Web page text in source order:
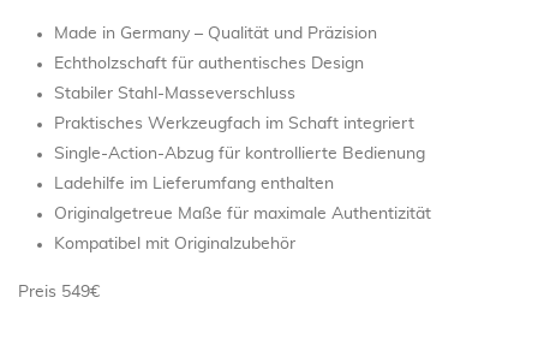
Made in Germany – Qualität und Präzision
Echtholzschaft für authentisches Design
Stabiler Stahl-Masseverschluss
Praktisches Werkzeugfach im Schaft integriert
Single-Action-Abzug für kontrollierte Bedienung
Ladehilfe im Lieferumfang enthalten
Originalgetreue Maße für maximale Authentizität
Kompatibel mit Originalzubehör
Preis 549€